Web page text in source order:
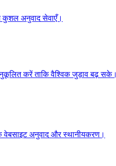
कुशल अनुवाद सेवाएँ।
करें ताकि वैश्विक जुड़ाव बढ़ सके।
वेबसाइट अनुवाद और स्थानीयकरण।